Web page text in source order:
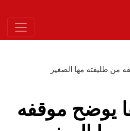
من طليقته مها الصغير
يوضح موقفه